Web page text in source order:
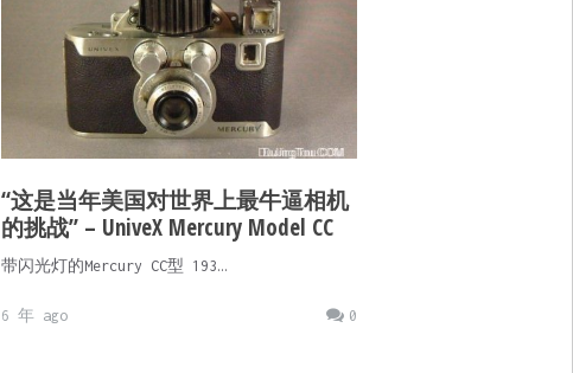
“这是当年美国对世界上最牛逼相机
的挑战” – UniveX Mercury Model CC
带闪光灯的Mercury CC型 193…
0
6 年 ago